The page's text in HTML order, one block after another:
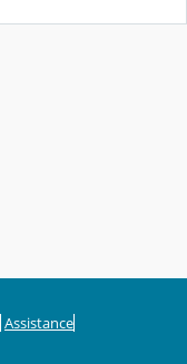
Assistance